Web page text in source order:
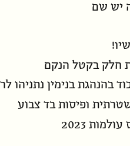
יש שם
חלק בקטל הנקם
בהנהגת בנימין
ופיסות בד צבוע
2023